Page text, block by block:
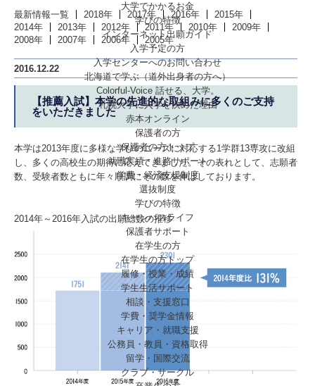
大学でかかるお金
学びの特徴
インターネット出願ガイド
入学予定の方
入学センターへのお問い合わせ
北海道で学ぶ（道外出身者の方へ）
Colorful-Voice 話せる、大学。
札幌大学に入学を決めた理由
赤本オンライン
保護者の方
保護者の方トップ
就職実績・進路サポート
学費・経済支援制度
選抜制度
学びの特徴
キャンパスライフ
保護者サポート
在学生の方
在学生の方トップ
履修・授業・成績
学生生活サポート
相談・支援窓口
学費・奨学金情報
キャリア・就職支援
公務員・教員・資格取得
留学・国際交流
クラブ・サークル
最新情報一覧 2018年 2017年 2016年
2015年
2014年
2013年 2012年 2011年 2010年
2009年
2008年
2007年 2006年 2005年
2016.12.22
【推薦入試】本学の先進的な取組みに多くのご支持
をいただきました
本学は2013年度に多様な学びのニーズに対応する1学群13専攻に改組
し、多くの高校生の期待に応えてきました。その表れとして、志願者
数、受験者数ともに年々順調にその数を伸ばしております。
2014年～2016年入試の出願総数の推移